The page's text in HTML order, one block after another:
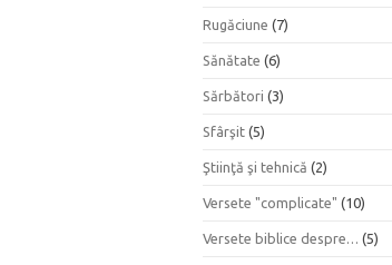
Rugăciune (7)
Sănătate (6)
Sărbători (3)
Sfârşit (5)
Ştiinţă şi tehnică (2)
Versete "complicate" (10)
Versete biblice despre… (5)